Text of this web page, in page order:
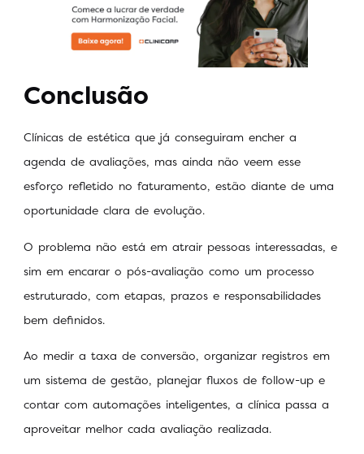
Conclusão
Clínicas de estética que já conseguiram encher a
agenda de avaliações, mas ainda não veem esse
esforço refletido no faturamento, estão diante de uma
oportunidade clara de evolução.
O problema não está em atrair pessoas interessadas, e
sim em encarar o pós-avaliação como um processo
estruturado, com etapas, prazos e responsabilidades
bem definidos.
Ao medir a taxa de conversão, organizar registros em
um sistema de gestão, planejar fluxos de follow-up e
contar com automações inteligentes, a clínica passa a
aproveitar melhor cada avaliação realizada.